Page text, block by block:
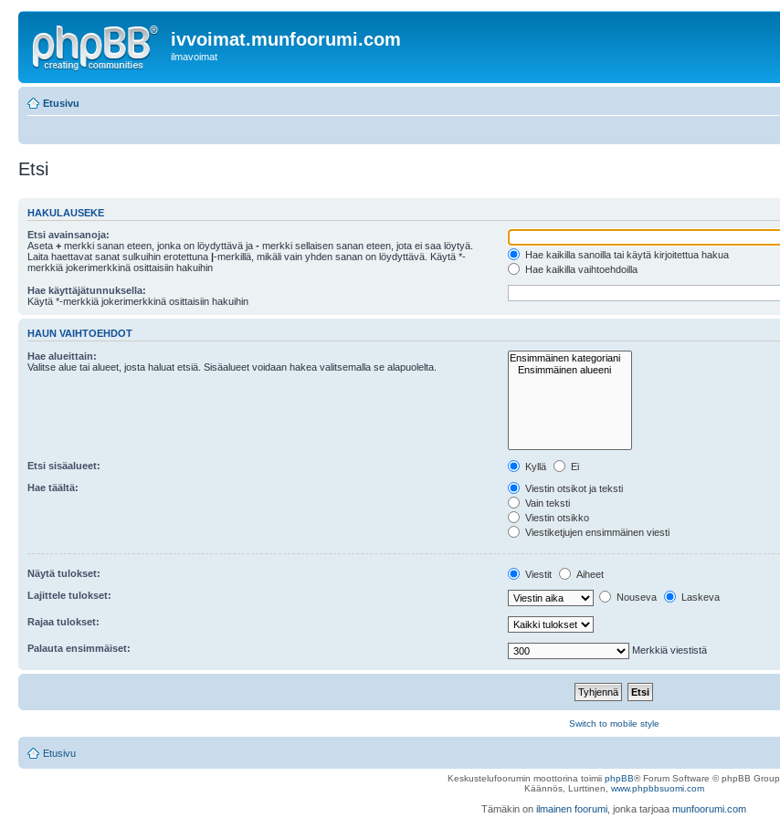
ivvoimat.munfoorumi.com
ilmavoimat
Etusivu
Etsi
HAKULAUSEKE
Etsi avainsanoja:
Aseta + merkki sanan eteen, jonka on löydyttävä ja - merkki sellaisen sanan eteen, jota ei saa löytyä.
Laita haettavat sanat sulkuihin erotettuna |-merkillä, mikäli vain yhden sanan on löydyttävä. Käytä *-
merkkiä jokerimerkkinä osittaisiin hakuihin
Hae kaikilla sanoilla tai käytä kirjoitettua hakua
Hae kaikilla vaihtoehdoilla
Hae käyttäjätunnuksella:
Käytä *-merkkiä jokerimerkkinä osittaisiin hakuihin
HAUN VAIHTOEHDOT
Hae alueittain:
Valitse alue tai alueet, josta haluat etsiä. Sisäalueet voidaan hakea valitsemalla se alapuolelta.
Etsi sisäalueet: Kyllä
Ei
Hae täältä:
Viestin otsikot ja teksti
Vain teksti
Viestin otsikko
Viestiketjujen ensimmäinen viesti
Näytä tulokset: Viestit
Aiheet
Lajittele tulokset:
Nouseva Laskeva
Rajaa tulokset:
Palauta ensimmäiset: Merkkiä viestistä
Switch to mobile style
Etusivu
Keskustelufoorumin moottorina toimii phpBB® Forum Software © phpBB Group
Käännös, Lurttinen, www.phpbbsuomi.com
Tämäkin on ilmainen foorumi , jonka tarjoaa munfoorumi.com